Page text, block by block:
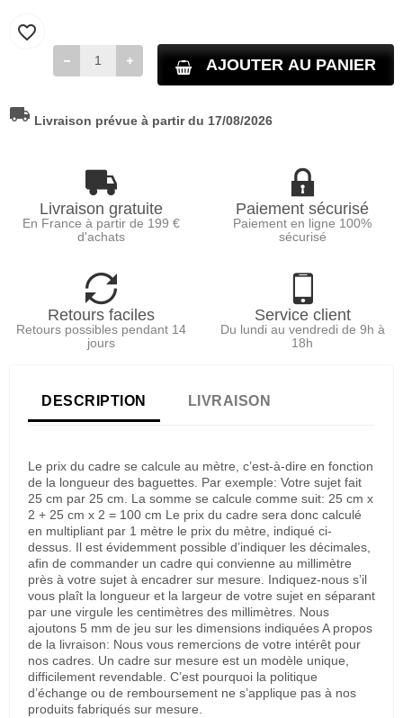
AJOUTER AU PANIER
favorite_border
local_shipping Livraison prévue à partir du 17/08/2026
Livraison gratuite
En France à partir de 199 €
d'achats
Paiement sécurisé
Paiement en ligne 100%
sécurisé
Retours faciles
Retours possibles pendant 14
jours
Service client
Du lundi au vendredi de 9h à
18h
DESCRIPTION LIVRAISON
Le prix du cadre se calcule au mètre, c’est-à-dire en fonction
de la longueur des baguettes. Par exemple: Votre sujet fait
25 cm par 25 cm. La somme se calcule comme suit: 25 cm x
2 + 25 cm x 2 = 100 cm Le prix du cadre sera donc calculé
en multipliant par 1 mètre le prix du mètre, indiqué ci-
dessus. Il est évidemment possible d’indiquer les décimales,
afin de commander un cadre qui convienne au millimètre
près à votre sujet à encadrer sur mesure. Indiquez-nous s’il
vous plaît la longueur et la largeur de votre sujet en séparant
par une virgule les centimètres des millimètres. Nous
ajoutons 5 mm de jeu sur les dimensions indiquées A propos
de la livraison: Nous vous remercions de votre intérêt pour
nos cadres. Un cadre sur mesure est un modèle unique,
difficilement revendable. C’est pourquoi la politique
d’échange ou de remboursement ne s’applique pas à nos
produits fabriqués sur mesure.